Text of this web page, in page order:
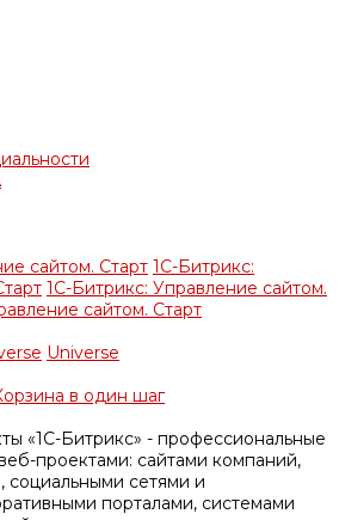
сайтом. Старт 1С-Битрикс:
1С-Битрикс: Управление сайтом.
сайтом. Старт
Universe
в один шаг
«1С-Битрикс» - профессиональные
проектами: сайтами компаний,
социальными сетями и
порталами, системами